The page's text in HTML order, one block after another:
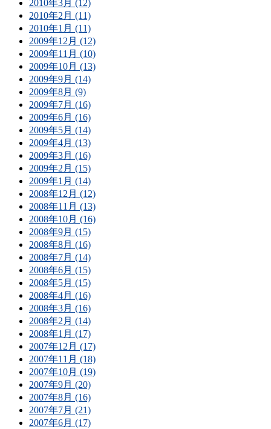
2010年3月 (12)
2010年2月 (11)
2010年1月 (11)
2009年12月 (12)
2009年11月 (10)
2009年10月 (13)
2009年9月 (14)
2009年8月 (9)
2009年7月 (16)
2009年6月 (16)
2009年5月 (14)
2009年4月 (13)
2009年3月 (16)
2009年2月 (15)
2009年1月 (14)
2008年12月 (12)
2008年11月 (13)
2008年10月 (16)
2008年9月 (15)
2008年8月 (16)
2008年7月 (14)
2008年6月 (15)
2008年5月 (15)
2008年4月 (16)
2008年3月 (16)
2008年2月 (14)
2008年1月 (17)
2007年12月 (17)
2007年11月 (18)
2007年10月 (19)
2007年9月 (20)
2007年8月 (16)
2007年7月 (21)
2007年6月 (17)